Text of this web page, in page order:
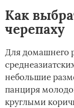
Как
черепаху
Для домашнего
небольшие
панциря
круглыми